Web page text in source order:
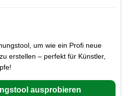
um wie ein Profi neue
erstellen – perfekt für Künstler,
ausprobieren